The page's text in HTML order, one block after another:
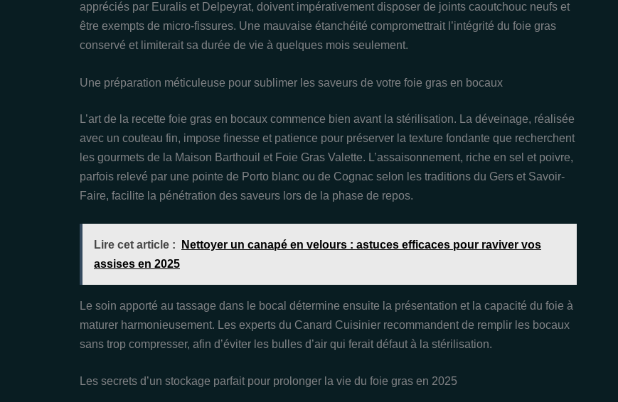
appréciés par Euralis et Delpeyrat, doivent impérativement disposer de joints caoutchouc neufs et
être exempts de micro-fissures. Une mauvaise étanchéité compromettrait l’intégrité du foie gras
conservé et limiterait sa durée de vie à quelques mois seulement.
Une préparation méticuleuse pour sublimer les saveurs de votre foie gras en bocaux
L’art de la recette foie gras en bocaux commence bien avant la stérilisation. La déveinage, réalisée
avec un couteau fin, impose finesse et patience pour préserver la texture fondante que recherchent
les gourmets de la Maison Barthouil et Foie Gras Valette. L’assaisonnement, riche en sel et poivre,
parfois relevé par une pointe de Porto blanc ou de Cognac selon les traditions du Gers et Savoir-
Faire, facilite la pénétration des saveurs lors de la phase de repos.
Lire cet article :
Nettoyer un canapé en velours : astuces efficaces pour raviver vos
assises en 2025
Le soin apporté au tassage dans le bocal détermine ensuite la présentation et la capacité du foie à
maturer harmonieusement. Les experts du Canard Cuisinier recommandent de remplir les bocaux
sans trop compresser, afin d’éviter les bulles d’air qui ferait défaut à la stérilisation.
Les secrets d’un stockage parfait pour prolonger la vie du foie gras en 2025